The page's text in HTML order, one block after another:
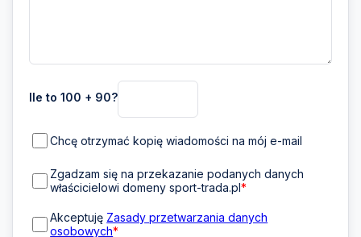
Ile to 100 + 90?
Chcę otrzymać kopię wiadomości na mój e-mail
Zgadzam się na przekazanie podanych danych
właścicielowi domeny sport-trada.pl*
Akceptuję Zasady przetwarzania danych
osobowych*